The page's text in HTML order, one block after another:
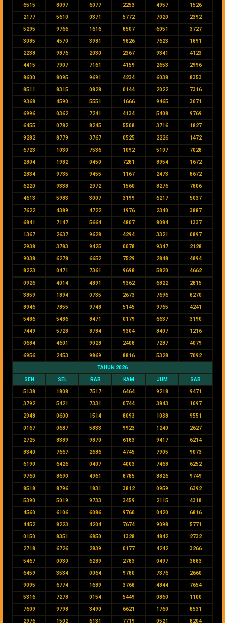
6515 8097 6077 2253 4957 1526
2177 5610 0371 5772 7020 2392
5295 9766 1616 8507 6051 3727
3085 4570 3981 9826 7623 1891
2238 9876 2030 2367 9341 4123
4415 7907 7161 4159 2653 2996
8600 8095 9691 4234 6038 8353
8511 8315 0828 0144 2022 7316
9368 4590 5551 1666 9465 3071
6996 0362 7241 4134 5408 9769
6455 0782 8245 5508 3716 1827
9282 8779 3767 0525 2226 1472
6723 1030 7536 1092 5107 7028
2804 1982 0450 7281 8954 1672
2834 9735 9455 1167 2473 8672
6220 9338 2972 1560 8276 7806
4613 5983 3007 3199 6217 5037
7622 4389 4722 1976 2340 3887
6841 7147 5664 4807 8084 1337
1367 2637 9628 4294 3321 0897
2938 3783 9425 0078 9347 2128
9038 6278 6652 7529 2848 4894
8223 0471 7361 9698 5820 4662
0926 4014 4891 9362 6822 2815
3859 1894 0735 2673 7696 8270
8946 7855 9748 5145 9765 4241
5486 5486 8471 0179 6637 3190
7449 5728 8784 9304 8407 1216
0684 4601 9028 2408 7287 4079
6956 2453 9869 8816 5328 7092
TAHUN 2026
SEN SEL RAB KAM JUM SAB
5138 1808 7517 6464 9218 9471
3792 5421 7331 0744 3843 1097
2948 0600 1514 8093 1038 9551
0167 0687 5833 9923 1240 2627
2725 8389 9870 6183 9417 6214
8340 7667 2686 4745 7905 9073
6190 6426 0407 4003 7468 6252
9760 8690 4961 8785 8826 9749
8518 8796 1831 3812 0959 6392
5390 5019 9733 3459 2115 4318
4560 6106 6086 9760 0420 6816
4452 8223 4204 7674 9098 5771
0150 8351 6850 1328 4842 2732
2718 6726 2839 0177 4242 3266
5467 0030 6289 2783 0497 3883
6459 3534 0064 9780 7376 2660
9095 6774 1689 3768 4844 7654
5316 7278 0154 5449 0860 1100
7609 9798 3490 6621 1760 8531
2976 1502 6131 7719 0521 8204